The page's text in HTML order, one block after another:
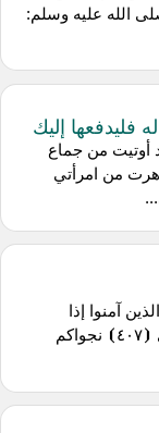
الله عليه وسلم:
إليك
أوتيت من جماع
من امرأتي
آمنوا إذا
ناجيتم} [المجادلة: ١٢] الرسول فقدموا بين يدي ⦗٤٠٧⦘ نجواكم